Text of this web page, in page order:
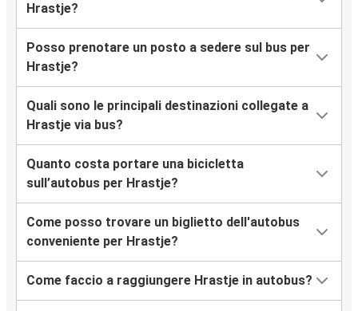
Hrastje?
Posso prenotare un posto a sedere sul bus per
Hrastje?
Quali sono le principali destinazioni collegate a
Hrastje via bus?
Quanto costa portare una bicicletta
sull’autobus per Hrastje?
Come posso trovare un biglietto dell'autobus
conveniente per Hrastje?
Come faccio a raggiungere Hrastje in autobus?